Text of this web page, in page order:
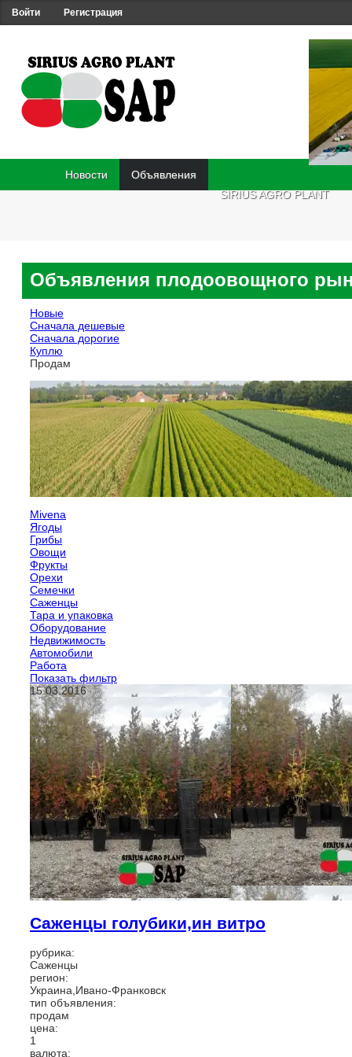
Войти Регистрация
Новости
Объявления
SIRIUS AGRO PLANT
Объявления плодоовощного
Новые
Сначала дешевые
Сначала дорогие
Куплю
Продам
Mivena
Ягоды
Грибы
Овощи
Фрукты
Орехи
Семечки
Саженцы
Тара и упаковка
Оборудование
Недвижимость
Автомобили
Работа
Показать фильтр
15.03.2016
Саженцы голубики,ин витро
рубрика:
Саженцы
регион:
Украина,Ивано-Франковск
тип объявления:
продам
цена:
1
валюта: